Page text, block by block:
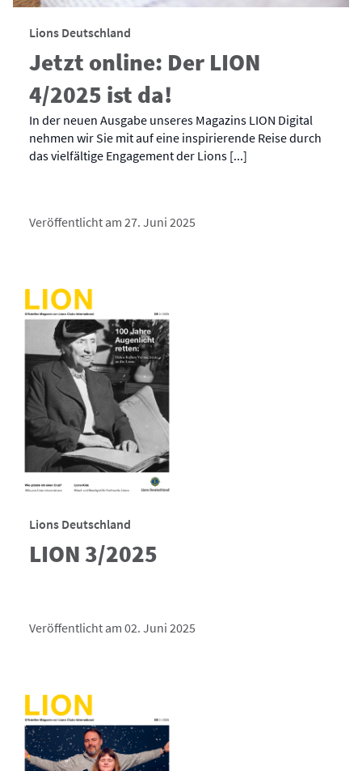
Lions Deutschland
Jetzt online: Der LION
4/2025 ist da!
In der neuen Ausgabe unseres Magazins LION Digital
nehmen wir Sie mit auf eine inspirierende Reise durch
das vielfältige Engagement der Lions [...]
Veröffentlicht am 27. Juni 2025
Lions Deutschland
LION 3/2025
Veröffentlicht am 02. Juni 2025